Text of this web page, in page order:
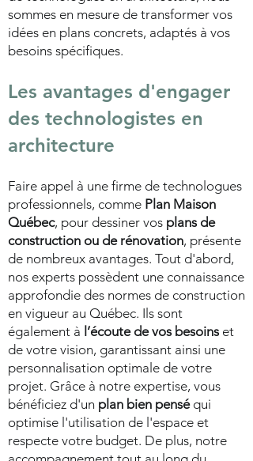
sommes en mesure de transformer vos
idées en plans concrets, adaptés à vos
besoins spécifiques.
Les avantages d'engager
des technologistes en
architecture
Faire appel à une firme de technologues
professionnels, comme Plan Maison
Québec, pour dessiner vos plans de
construction ou de rénovation, présente
de nombreux avantages. Tout d'abord,
nos experts possèdent une connaissance
approfondie des normes de construction
en vigueur au Québec. Ils sont
également à l’écoute de vos besoinset
de votre vision, garantissant ainsi une
personnalisation optimale de votre
projet. Grâce à notre expertise, vous
bénéficiez d'un plan bien penséqui
optimise l'utilisation de l'espace et
respecte votre budget. De plus, notre